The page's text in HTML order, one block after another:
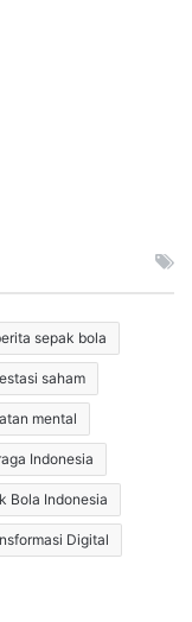
sepak bola
saham
mental
Indonesia
Bola Indonesia
Digital